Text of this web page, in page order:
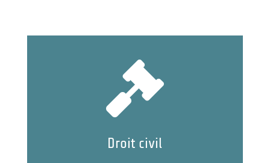

Droit civil